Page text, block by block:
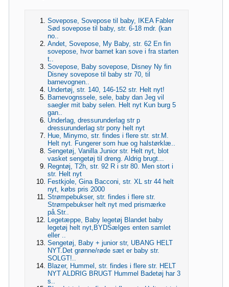
Sovepose, Sovepose til baby, IKEA Fabler
Sød sovepose til baby, str. 6-18 mdr. (kan
no..
Andet, Sovepose, My Baby, str. 62 En fin
sovepose, hvor barnet kan sove i fra starten
t..
Sovepose, Baby sovepose, Disney Ny fin
Disney sovepose til baby str 70, til
barnevognen..
Undertøj, str. 140, 146-152 str. Helt nyt!
Barnevognssele, sele, baby dan Jeg vil
saegler mit baby selen. Helt nyt Kun burg 5
gan..
Underlag, dressurunderlag str p
dressurunderlag str pony helt nyt
Hue, Minymo, str. findes i flere str. str.M.
Helt nyt. Fungerer som hue og halstørklæ..
Sengetøj, Vanilla Junior str. Helt nyt, blot
vasket sengetøj til dreng. Aldrig brugt...
Regntøj, T2h, str. 92 R i str 80. Men stort i
str. Helt nyt
Festkjole, Gina Bacconi, str. XL str 44 helt
nyt, købs pris 2000
Strømpebukser, str. findes i flere str.
Strømpebukser helt nyt med prismærke
på.Str..
Legetæppe, Baby legetøj Blandet baby
legetøj helt nyt,BYDSælges enten samlet
eller ..
Sengetøj, Baby + junior str, UBANG HELT
NYT.Det grønne/røde sæt er baby str.
SOLGT!..
Blazer, Hummel, str. findes i flere str. HELT
NYT ALDRIG BRUGT Hummel Badetøj har 3
s..